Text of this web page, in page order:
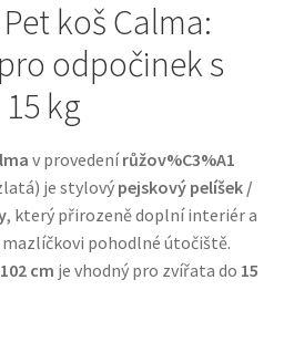
krmivo s nordickou kvalitou
psy — Italské krmivo s
koš Calma:
odpočinek s
kg
v provedenírůžov%C3%A1
je stylový pejskový pelíšek /
, který přirozeně doplní interiér a
mazlíčkovi pohodlné útočiště.
cm je vhodný pro zvířata do 15